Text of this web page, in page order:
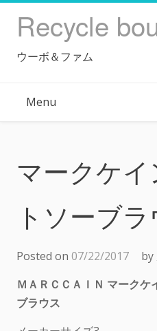
Recycle
ウーボ＆ファム
Menu
マークケ
トソーブ
Posted on 07/22/2017 by
ＭＡＲＣＣＡＩＮ マーク
ブラウス